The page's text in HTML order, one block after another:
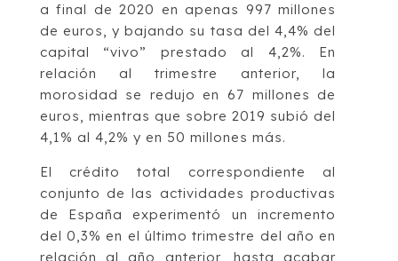
a final de 2020 en apenas 997 millones
de euros, y bajando su tasa del 4,4% del
capital “vivo” prestado al 4,2%. En
relación al trimestre anterior, la
morosidad se redujo en 67 millones de
euros, mientras que sobre 2019 subió del
4,1% al 4,2% y en 50 millones más.
El crédito total correspondiente al
conjunto de las actividades productivas
de España experimentó un incremento
del 0,3% en el último trimestre del año en
relación al año anterior, hasta acabar